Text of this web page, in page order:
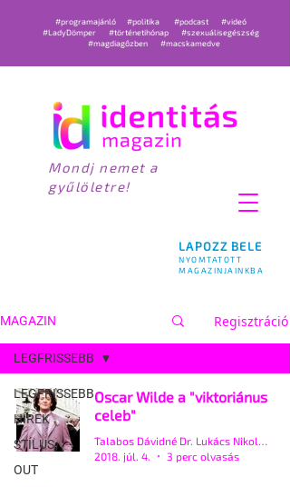
LAPOZZ BELE
NYOMTATOTT
MAGAZINJAINKBA
#programajánló #politika #podcast
#videó
#LadyDömper
#történetihónap
#szexuálisegészség
#magdiagőzben
#macskamedve
Mondj nemet a
gyűlöletre!
MAGAZIN Regisztráció
LEGFRISSEBB
HÍREK
STÍLUS
OUT
LEGFRISSEBB
Oscar Wilde a "viktoriánus
celeb"
Talabos Dávidné Dr. Lukács Nikolett
2018. júl. 4.
3 perc olvasás